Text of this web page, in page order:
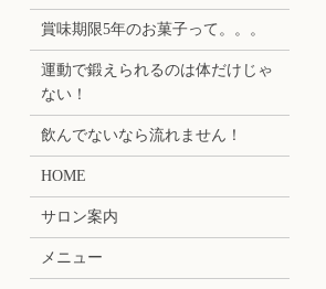
賞味期限5年のお菓子って。。。
運動で鍛えられるのは体だけじゃ
ない！
飲んでないなら流れません！
HOME
サロン案内
メニュー